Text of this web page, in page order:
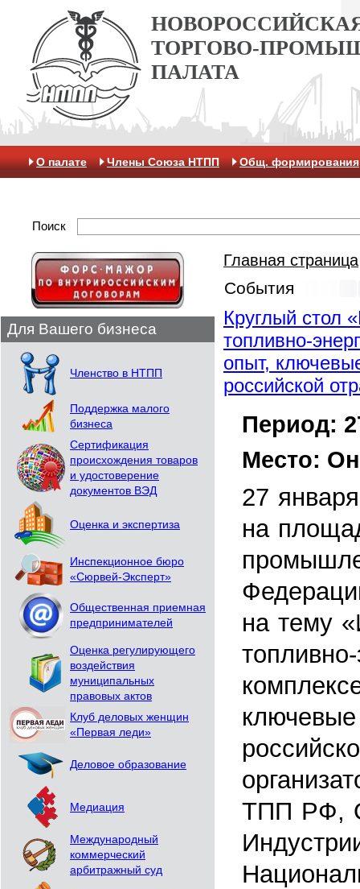
ТОРГОВО-
ПАЛАТА
О палате Члены Союза НТПП Общ. формирования
Поиск
Для Вашего бизнеса
Членство в НТПП
Поддержка малого
бизнеса
Сертификация
происхождения товаров
и удостоверение
документов ВЭД
Оценка и экспертиза
Инспекционное бюро
«Сюрвей-Эксперт»
Общественная приемная
предпринимателей
Оценка регулирующего
воздействия
муниципальных
правовых актов
Клуб деловых женщин
«Первая леди»
Деловое образование
Медиация
Международный
коммерческий
арбитражный суд
Главная страница
События
Круглый стол
топливно-
опыт,
российской
Период:
Место:
27
на
на тему
ТПП РФ,